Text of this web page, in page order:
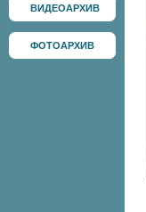
ВИДЕОАРХИВ
ФОТОАРХИВ